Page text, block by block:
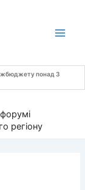
понад 3
регіону